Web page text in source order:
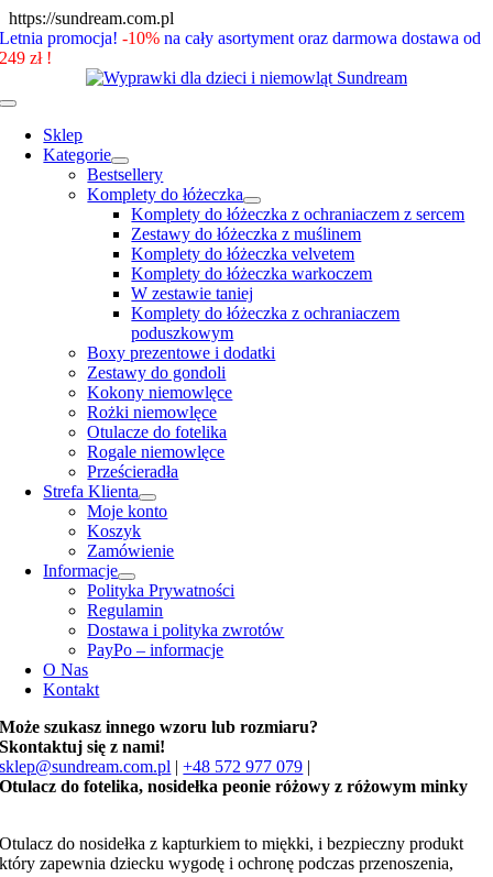
https://sundream.com.pl
to
Letnia promocja!-10% na cały asortyment oraz darmowa dostawa od
249 zł !
Toggle
Navigation
Sklep
Kategorie
Bestsellery
Komplety do łóżeczka
Komplety do łóżeczka z ochraniaczem z sercem
Zestawy do łóżeczka z muślinem
Komplety do łóżeczka velvetem
Komplety do łóżeczka warkoczem
W zestawie taniej
Komplety do łóżeczka z ochraniaczem
poduszkowym
Boxy prezentowe i dodatki
Zestawy do gondoli
Kokony niemowlęce
Rożki niemowlęce
Otulacze do fotelika
Rogale niemowlęce
Prześcieradła
Strefa Klienta
Moje konto
Koszyk
Zamówienie
Informacje
Polityka Prywatności
Regulamin
Dostawa i polityka zwrotów
PayPo – informacje
O Nas
Kontakt
Może szukasz innego wzoru lub rozmiaru?
Skontaktuj się z nami!
sklep@sundream.com.pl |+48 572 977 079 |
Otulacz do fotelika, nosidełka peonie różowy z różowym minky
Otulacz do nosidełka z kapturkiem to miękki, i bezpieczny produkt
który zapewnia dziecku wygodę i ochronę podczas przenoszenia,